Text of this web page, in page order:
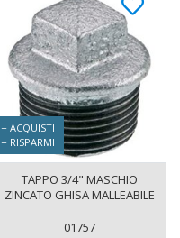
+ ACQUISTI
+ RISPARMI
TAPPO 3/4" MASCHIO
ZINCATO GHISA MALLEABILE
01757